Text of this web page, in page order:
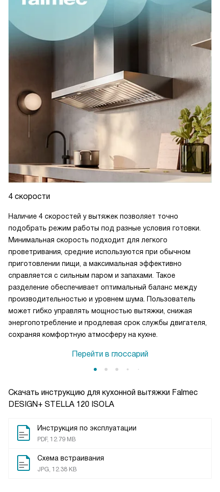
Скачать инструкцию для кухонной вытяжки Falmec
DESIGN+ STELLA 120 ISOLA
Инструкция по эксплуатации
PDF, 12.79 MB
Схема встраивания
JPG, 12.38 KB
4 скорости
Наличие 4 скоростей у вытяжек позволяет точно
подобрать режим работы под разные условия готовки.
Минимальная скорость подходит для легкого
проветривания, средние используются при обычном
приготовлении пищи, а максимальная эффективно
справляется с сильным паром и запахами. Такое
разделение обеспечивает оптимальный баланс между
производительностью и уровнем шума. Пользователь
может гибко управлять мощностью вытяжки, снижая
энергопотребление и продлевая срок службы двигателя,
сохраняя комфортную атмосферу на кухне.
Перейти в глоссарий